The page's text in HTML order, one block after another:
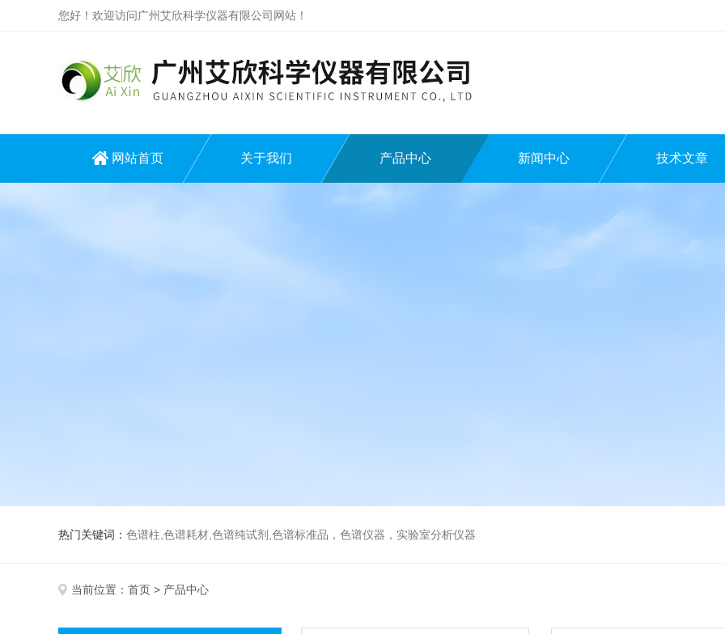
您好！欢迎访问广州艾欣科学仪器有限公司网站！
网站首页 关于我们 产品中心 新闻中心 技术文章
热门关键词： 色谱柱,色谱耗材,色谱纯试剂,色谱标准品，色谱仪器，实验室分析仪器
当前位置： 首页 > 产品中心